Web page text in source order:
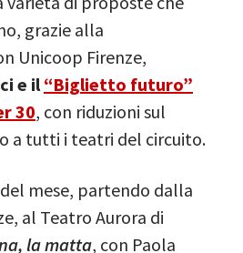
grazie alla
Unicoop Firenze,
e il“Biglietto futuro”
30, con riduzioni sul
a tutti i teatri del circuito.
mese, partendo dalla
al Teatro Aurora di
la matta, con Paola